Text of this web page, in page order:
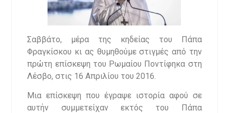
Σαββάτο, μέρα της κηδείας του Πάπα
Φραγκίσκου κι ας θυμηθούμε στιγμές από την
πρώτη επίσκεψη του Ρωμαίου Ποντίφηκα στη
Λέσβο, στις 16 Απριλίου του 2016.
Μια επίσκεψη που έγραψε ιστορία αφού σε
αυτήν συμμετείχαν εκτός του Πάπα